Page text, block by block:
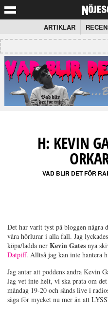
ARTIKLAR
H: KEVIN
VAD BLIR DET FÖR
Det har varit tyst på bloggen
våra hörlurar i alla fall. Jag
köpa/ladda ner Kevin Gates nya
Datpiff. Alltså jag kan inte hantera
Jag antar att poddens andra Kevin
Jag vet inte helt, vi ska prata om
måndag 19-20 och sänds live i
säga för mycket nu mer än att